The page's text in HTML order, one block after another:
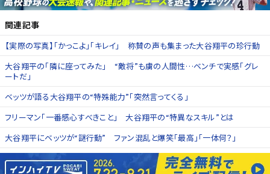
関連記事
【実際の写真】「かっこよ」「キレイ」 称賛の声も集まった大谷翔平の珍行動
大谷翔平の「隣に座ってみた」 “敵将”も虜の人間性…ベンチで実感「グレ
ートだ」
ベッツが語る大谷翔平の“特殊能力”「突然言ってくる」
フリーマン「一番感心すべきこと」 大谷翔平の“特異なスキル”とは
大谷翔平にベッツが“謎行動” ファン混乱と爆笑「最高」「一体何？」